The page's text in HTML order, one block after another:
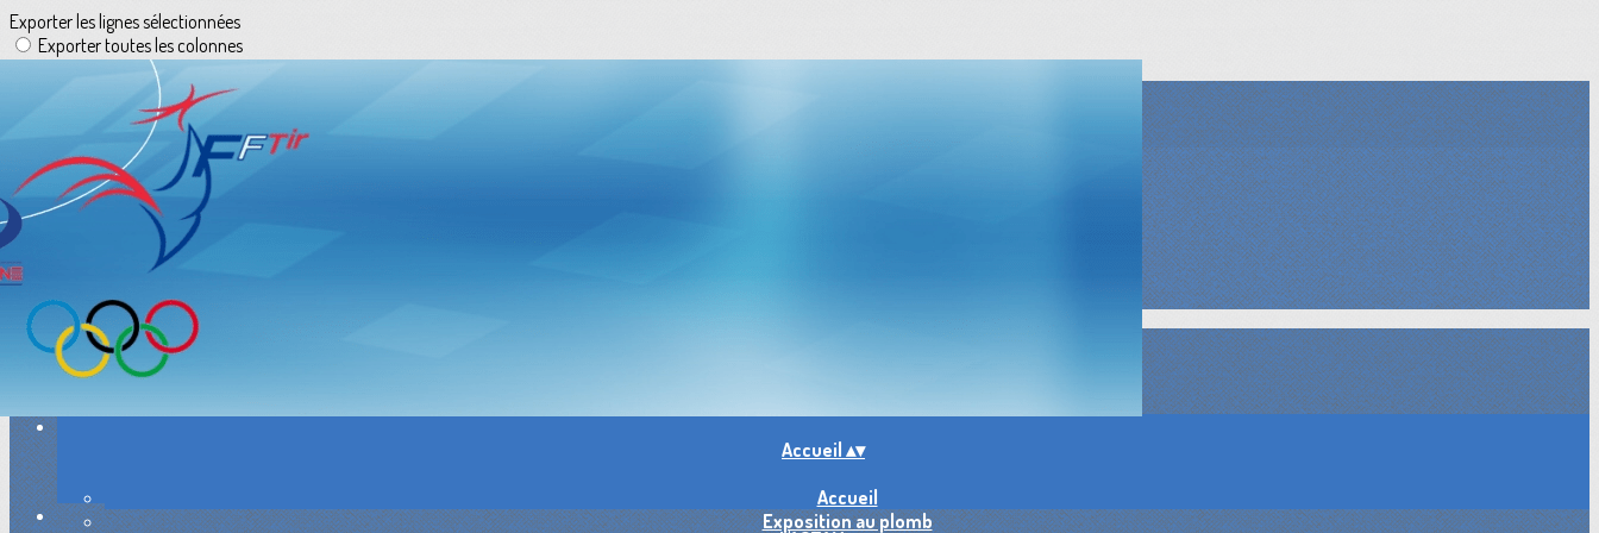
Exporter les lignes sélectionnées
Exporter toutes les colonnes
Exporter uniquement les colonnes affichées
>
Exposition au plomb
Ça s'est dit ou ça s'est fait
Le groupe Travaux
Ajoutez un logo, un bouton, des réseaux sociaux
Cliquez pour éditer
Accueil ▴▾
Accueil
Exposition au plomb